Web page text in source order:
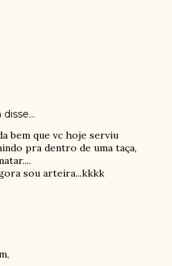
disse…
bem que vc hoje serviu
pra dentro de uma taça,
sou arteira...kkkk